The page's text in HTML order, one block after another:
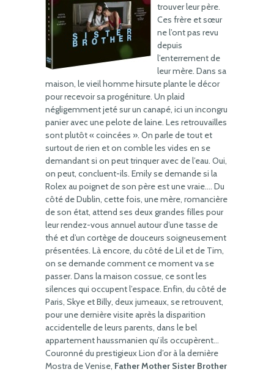
trouver leur père.
Ces frère et sœur
ne l’ont pas revu
depuis
l’enterrement de
leur mère. Dans sa
maison, le vieil homme hirsute plante le décor
pour recevoir sa progéniture. Un plaid
négligemment jeté sur un canapé, ici un incongru
panier avec une pelote de laine. Les retrouvailles
sont plutôt « coincées ». On parle de tout et
surtout de rien et on comble les vides en se
demandant si on peut trinquer avec de l’eau. Oui,
on peut, concluent-ils. Emily se demande si la
Rolex au poignet de son père est une vraie…. Du
côté de Dublin, cette fois, une mère, romancière
de son état, attend ses deux grandes filles pour
leur rendez-vous annuel autour d’une tasse de
thé et d’un cortège de douceurs soigneusement
présentées. Là encore, du côté de Lil et de Tim,
on se demande comment ce moment va se
passer. Dans la maison cossue, ce sont les
silences qui occupent l’espace. Enfin, du côté de
Paris, Skye et Billy, deux jumeaux, se retrouvent,
pour une dernière visite après la disparition
accidentelle de leurs parents, dans le bel
appartement haussmanien qu’ils occupèrent…
Couronné du prestigieux Lion d’or à la dernière
Mostra de Venise, Father Mother Sister Brother